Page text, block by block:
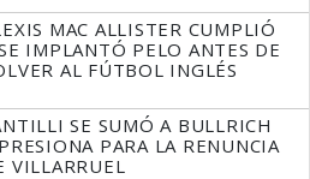
MAC ALLISTER CUMPLIÓ
IMPLANTÓ PELO ANTES DE
AL FÚTBOL INGLÉS
SE SUMÓ A BULLRICH
PARA LA RENUNCIA
VILLARRUEL